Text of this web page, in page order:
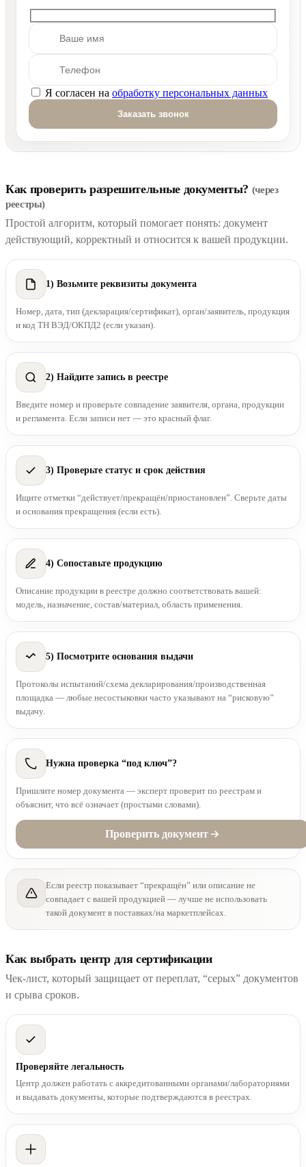
Оставьте это поле пустым.
Я согласен на обработку персональных данных
Как проверить разрешительные документы? (через
реестры)
Простой алгоритм, который помогает понять: документ
действующий, корректный и относится к вашей продукции.
1) Возьмите реквизиты документа
Номер, дата, тип (декларация/сертификат), орган/заявитель, продукция
и код ТН ВЭД/ОКПД2 (если указан).
2) Найдите запись в реестре
Введите номер и проверьте совпадение заявителя, органа, продукции
и регламента. Если записи нет — это красный флаг.
3) Проверьте статус и срок действия
Ищите отметки “действует/прекращён/приостановлен”. Сверьте даты
и основания прекращения (если есть).
4) Сопоставьте продукцию
Описание продукции в реестре должно соответствовать вашей:
модель, назначение, состав/материал, область применения.
5) Посмотрите основания выдачи
Протоколы испытаний/схема декларирования/производственная
площадка — любые несостыковки часто указывают на “рисковую”
выдачу.
Нужна проверка “под ключ”?
Пришлите номер документа — эксперт проверит по реестрам и
объяснит, что всё означает (простыми словами).
Проверить документ
Если реестр показывает “прекращён” или описание не
совпадает с вашей продукцией — лучше не использовать
такой документ в поставках/на маркетплейсах.
Как выбрать центр для сертификации
Чек-лист, который защищает от переплат, “серых” документов
и срыва сроков.
Проверяйте легальность
Центр должен работать с аккредитованными органами/лабораториями
и выдавать документы, которые подтверждаются в реестрах.